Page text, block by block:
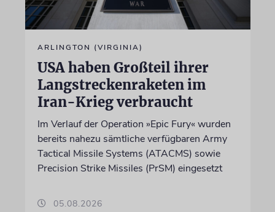
ARLINGTON (VIRGINIA)
USA haben Großteil ihrer
Langstreckenraketen im
Iran-Krieg verbraucht
Im Verlauf der Operation »Epic Fury« wurden
bereits nahezu sämtliche verfügbaren Army
Tactical Missile Systems (ATACMS) sowie
Precision Strike Missiles (PrSM) eingesetzt
05.08.2026